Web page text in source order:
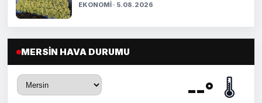
EKONOMİ · 5.08.2026
MERSIN HAVA DURUMU
--° 🌡️